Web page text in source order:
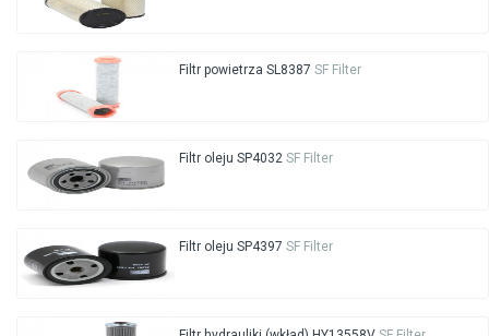
Filtr powietrza SL8387 SF Filter
Filtr oleju SP4032 SF Filter
Filtr oleju SP4397 SF Filter